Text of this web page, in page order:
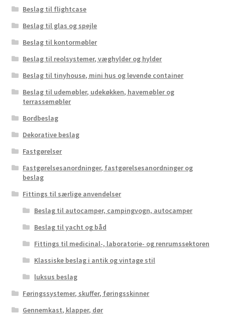
Beslag til flightcase
Beslag til glas og spejle
Beslag til kontormøbler
Beslag til reolsystemer, væghylder og hylder
Beslag til tinyhouse, mini hus og levende container
Beslag til udemøbler, udekøkken, havemøbler og
terrassemøbler
Bordbeslag
Dekorative beslag
Fastgørelser
Fastgørelsesanordninger, fastgørelsesanordninger og
beslag
Fittings til særlige anvendelser
Beslag til autocamper, campingvogn, autocamper
Beslag til yacht og båd
Fittings til medicinal-, laboratorie- og renrumssektoren
Klassiske beslag i antik og vintage stil
luksus beslag
Føringssystemer, skuffer, føringsskinner
Gennemkast, klapper, dør